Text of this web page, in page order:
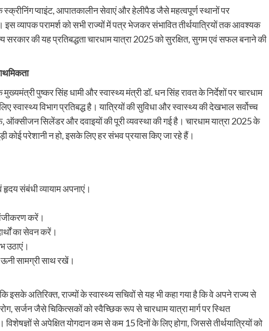
प्वाइंट, आपातकालीन सेवाएं और हेलीपैड जैसे महत्वपूर्ण स्थानों पर
इस व्यापक परामर्श को सभी राज्यों में पत्र भेजकर संभावित तीर्थयात्रियों तक आवश्यक
सरकार की यह प्रतिबद्धता चारधाम यात्रा 2025 को सुरक्षित, सुगम एवं सफल बनाने की
पुष्कर सिंह धामी और स्वास्थ्य मंत्री डॉ. धन सिंह रावत के निर्देशों पर चारधाम
स्वास्थ्य विभाग प्रतिबद्ध है। यात्रियों की सुविधा और स्वास्थ्य की देखभाल सर्वोच्च
ऑक्सीजन सिलेंडर और दवाइयों की पूरी व्यवस्था की गई है। चारधाम यात्रा 2025 के
कोई परेशानी न हो, इसके लिए हर संभव प्रयास किए जा रहे हैं।
संबंधी व्यायाम अपनाएं।
करें।
का सेवन करें।
उठाएं।
सामग्री साथ रखें।
इसके अतिरिक्त, राज्यों के स्वास्थ्य सचिवों से यह भी कहा गया है कि वे अपने राज्य से
सर्जन जैसे चिकित्सकों को स्वैच्छिक रूप से चारधाम यात्रा मार्ग पर स्थित
से अपेक्षित योगदान कम से कम 15 दिनों के लिए होगा, जिससे तीर्थयात्रियों को